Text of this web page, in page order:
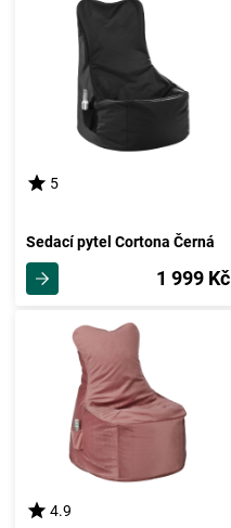
5
Sedací pytel Cortona Černá
1 999 Kč
4.9